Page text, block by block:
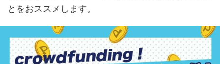
とをおススメします。